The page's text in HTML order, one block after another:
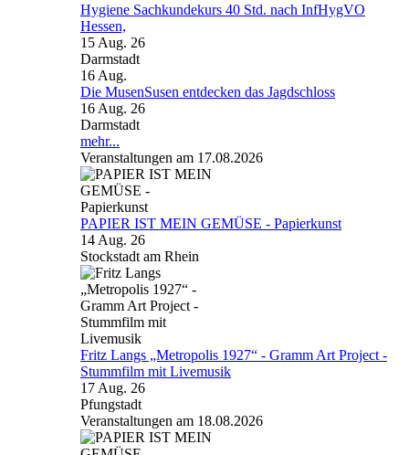
Hygiene Sachkundekurs 40 Std. nach InfHygVO
Hessen,
15 Aug. 26
Darmstadt
16 Aug.
Die MusenSusen entdecken das Jagdschloss
16 Aug. 26
Darmstadt
mehr...
Veranstaltungen am 17.08.2026
PAPIER IST MEIN GEMÜSE - Papierkunst
14 Aug. 26
Stockstadt am Rhein
Fritz Langs „Metropolis 1927“ - Gramm Art Project -
Stummfilm mit Livemusik
17 Aug. 26
Pfungstadt
Veranstaltungen am 18.08.2026